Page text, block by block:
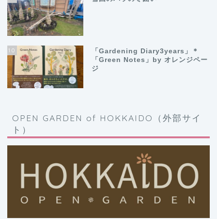
10
「Gardening Diary3years」＊
「Green Notes」by オレンジペー
ジ
OPEN GARDEN of HOKKAIDO（外部サイ
ト）